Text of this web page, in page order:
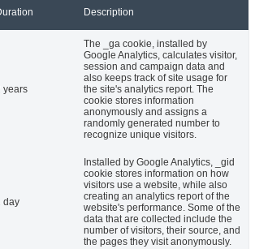
Description
years
The _ga cookie, installed by
Google Analytics, calculates visitor,
session and campaign data and
also keeps track of site usage for
the site's analytics report. The
cookie stores information
anonymously and assigns a
randomly generated number to
recognize unique visitors.
day
Installed by Google Analytics, _gid
cookie stores information on how
visitors use a website, while also
creating an analytics report of the
website's performance. Some of the
data that are collected include the
number of visitors, their source, and
the pages they visit anonymously.